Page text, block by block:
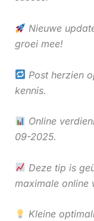
Nieuwe
groei mee!
Post herzien
kennis.
Online
09-2025.
Deze tip is
maximale online
Kleine